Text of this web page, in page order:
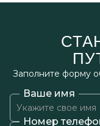
Заполните форму
Ваше имя
Номер